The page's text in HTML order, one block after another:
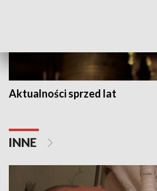
Aktualności sprzed lat
INNE